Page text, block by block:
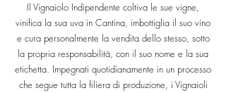
Il Vignaiolo Indipendente coltiva le sue vigne,
vinifica la sua uva in Cantina, imbottiglia il suo vino
e cura personalmente la vendita dello stesso, sotto
la propria responsabilità, con il suo nome e la sua
etichetta. Impegnati quotidianamente in un processo
che segue tutta la filiera di produzione, i Vignaioli